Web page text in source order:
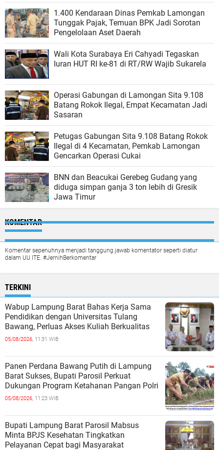
1.400 Kendaraan Dinas Pemkab Lamongan
Tunggak Pajak, Temuan BPK Jadi Sorotan
Pengelolaan Aset Daerah
Wali Kota Surabaya Eri Cahyadi Tegaskan
Iuran HUT RI ke-81 di RT/RW Wajib Sukarela
Operasi Gabungan di Lamongan Sita 9.108
Batang Rokok Ilegal, Empat Kecamatan Jadi
Sasaran
Petugas Gabungan Sita 9.108 Batang Rokok
Ilegal di 4 Kecamatan, Pemkab Lamongan
Gencarkan Operasi Cukai
BNN dan Beacukai Gerebeg Gudang yang
diduga simpan ganja 3 ton lebih di Gresik
Jawa Timur
KOMENTAR
Komentar sepenuhnya menjadi tanggung jawab komentator seperti diatur
dalam UU ITE. #JernihBerkomentar
TERKINI
Wabup Lampung Barat Bahas Kerja Sama
Pendidikan dengan Universitas Tulang
Bawang, Perluas Akses Kuliah Berkualitas
05/08/2026, 11:31 WIB
Panen Perdana Bawang Putih di Lampung
Barat Sukses, Bupati Parosil Perkuat
Dukungan Program Ketahanan Pangan Polri
05/08/2026, 11:23 WIB
Bupati Lampung Barat Parosil Mabsus
Minta BPJS Kesehatan Tingkatkan
Pelayanan Cepat bagi Masyarakat